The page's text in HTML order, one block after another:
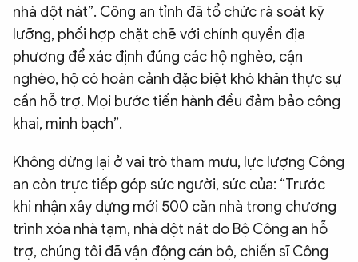
nhà dột nát”. Công an tỉnh đã tổ chức rà soát kỹ
lưỡng, phối hợp chặt chẽ với chính quyền địa
phương để xác định đúng các hộ nghèo, cận
nghèo, hộ có hoàn cảnh đặc biệt khó khăn thực sự
cần hỗ trợ. Mọi bước tiến hành đều đảm bảo công
khai, minh bạch”.
Không dừng lại ở vai trò tham mưu, lực lượng Công
an còn trực tiếp góp sức người, sức của: “Trước
khi nhận xây dựng mới 500 căn nhà trong chương
trình xóa nhà tạm, nhà dột nát do Bộ Công an hỗ
trợ, chúng tôi đã vận động cán bộ, chiến sĩ Công